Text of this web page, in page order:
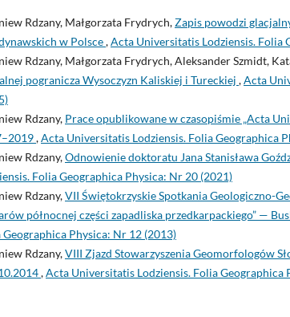
Rdzany, Małgorzata Frydrych,Zapis powodzi
w Polsce,Acta Universitatis Lodziensis. Folia
Rdzany, Małgorzata Frydrych, Aleksander Szmidt,
pogranicza Wysoczyzn Kaliskiej i Tureckiej ,Acta
Rdzany, Prace opublikowane w czasopiśmie „Acta
,Acta Universitatis Lodziensis. Folia Geographica
Rdzany,Odnowienie doktoratu Jana Stanisława
Folia Geographica Physica: Nr 20 (2021)
Rdzany,VII Świętokrzyskie Spotkania Geologiczno-
północnej części zapadliska przedkarpackiego” —
Geographica Physica: Nr 12 (2013)
Rdzany,VIII Zjazd Stowarzyszenia Geomorfologów
,Acta Universitatis Lodziensis. Folia Geographica